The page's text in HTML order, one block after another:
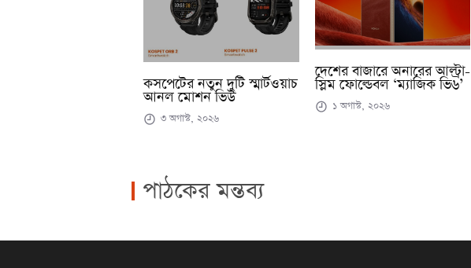
কসপেটের নতুন দুটি স্মার্টওয়াচ
আনল মোশন ভিউ
৩ অগাস্ট, ২০২৬
দেশের বাজারে অনারের আল্ট্রা-
স্লিম ফোল্ডেবল ‘ম্যাজিক ভি৬’
১ অগাস্ট, ২০২৬
পাঠকের মন্তব্য